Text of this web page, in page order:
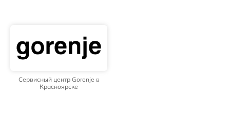
Сервисный центр Gorenje в
Красноярске